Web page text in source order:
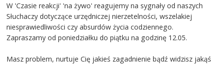
W 'Czasie reakcji' 'na żywo' reagujemy na sygnały od naszych
Słuchaczy dotyczące urzędniczej nierzetelności, wszelakiej
niesprawiedliwości czy absurdów życia codziennego.
Zapraszamy od poniedziałku do piątku na godzinę 12.05.
Masz problem, nurtuje Cię jakieś zagadnienie bądź widzisz jakąś